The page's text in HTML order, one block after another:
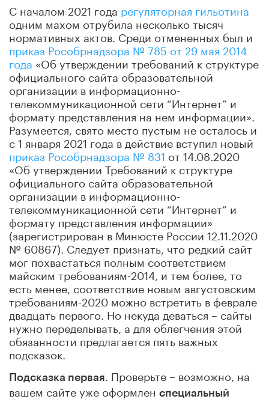
С началом 2021 года регуляторная гильотина
одним махом отрубила несколько тысяч
нормативных актов. Среди отмененных был и
приказ Рособрнадзора № 785 от 29 мая 2014
года «Об утверждении требований к структуре
официального сайта образовательной
организации в информационно-
телекоммуникационной сети “Интернет” и
формату представления на нем информации».
Разумеется, свято место пустым не осталось и
с 1 января 2021 года в действие вступил новый
приказ Рособрнадзора № 831 от 14.08.2020
«Об утверждении Требований к структуре
официального сайта образовательной
организации в информационно-
телекоммуникационной сети “Интернет” и
формату представления информации»
(зарегистрирован в Минюсте России 12.11.2020
№ 60867). Следует признать, что редкий сайт
мог похвастаться полным соответствием
майским требованиям-2014, и тем более, то
есть менее, соответствие новым августовским
требованиям-2020 можно встретить в феврале
двадцать первого. Но некуда деваться – сайты
нужно переделывать, а для облегчения этой
обязанности предлагается пять важных
подсказок.
Подсказка первая
. Проверьте – возможно, на
вашем сайте уже оформлен специальный